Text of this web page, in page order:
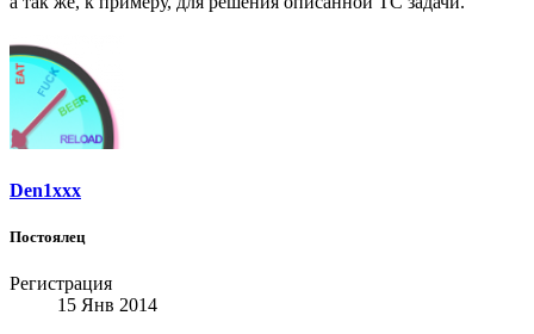
Den1xxx
Постоялец
Регистрация
15 Янв 2014